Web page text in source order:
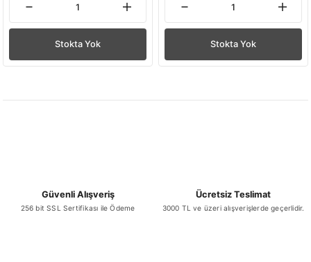
Stokta Yok Stokta Yok
Güvenli Alışveriş
256 bit SSL Sertifikası ile Ödeme
Ücretsiz Teslimat
3000 TL ve üzeri alışverişlerde geçerlidir.